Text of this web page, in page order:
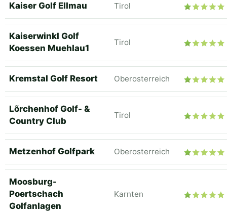
Kaiser Golf Ellmau Tirol
Kaiserwinkl Golf
Koessen Muehlau1
Tirol
Kremstal Golf Resort Oberosterreich
Lõrchenhof Golf- &
Country Club
Tirol
Metzenhof Golfpark Oberosterreich
Moosburg-
Poertschach
Golfanlagen
Karnten